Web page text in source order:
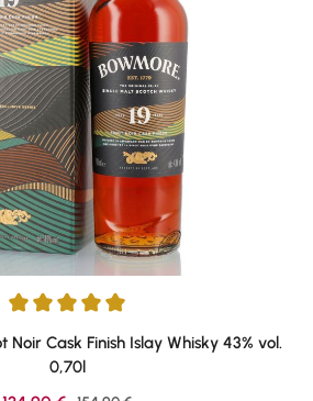
of 5 stars
Noir Cask Finish Islay Whisky 43% vol.
0,70l